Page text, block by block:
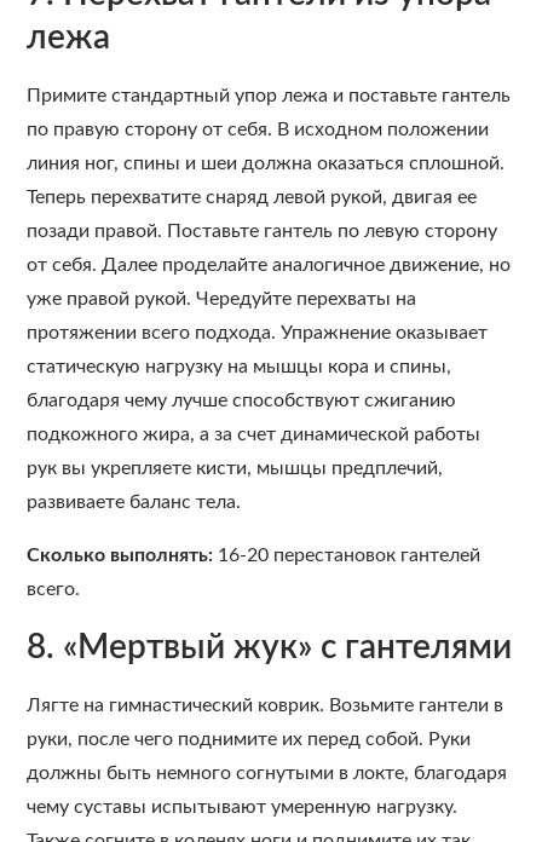
лежа
Примите стандартный упор лежа и поставьте гантель
по правую сторону от себя. В исходном положении
линия ног, спины и шеи должна оказаться сплошной.
Теперь перехватите снаряд левой рукой, двигая ее
позади правой. Поставьте гантель по левую сторону
от себя. Далее проделайте аналогичное движение, но
уже правой рукой. Чередуйте перехваты на
протяжении всего подхода. Упражнение оказывает
статическую нагрузку на мышцы кора и спины,
благодаря чему лучше способствуют сжиганию
подкожного жира, а за счет динамической работы
рук вы укрепляете кисти, мышцы предплечий,
развиваете баланс тела.
Сколько выполнять: 16-20 перестановок гантелей
всего.
8. «Мертвый жук» с гантелями
Лягте на гимнастический коврик. Возьмите гантели в
руки, после чего поднимите их перед собой. Руки
должны быть немного согнутыми в локте, благодаря
чему суставы испытывают умеренную нагрузку.